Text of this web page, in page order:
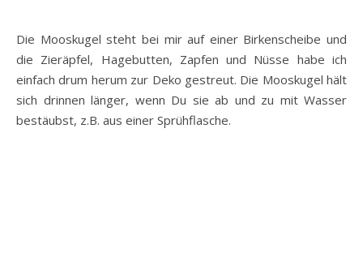
Die Mooskugel steht bei mir auf einer Birkenscheibe und
die Zieräpfel, Hagebutten, Zapfen und Nüsse habe ich
einfach drum herum zur Deko gestreut. Die Mooskugel hält
sich drinnen länger, wenn Du sie ab und zu mit Wasser
bestäubst, z.B. aus einer Sprühflasche.